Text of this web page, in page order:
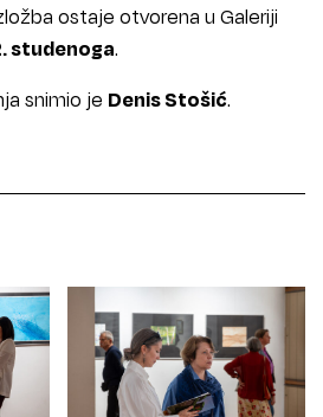
ostaje otvorena u Galeriji
studenoga.
snimio je Denis Stošić.